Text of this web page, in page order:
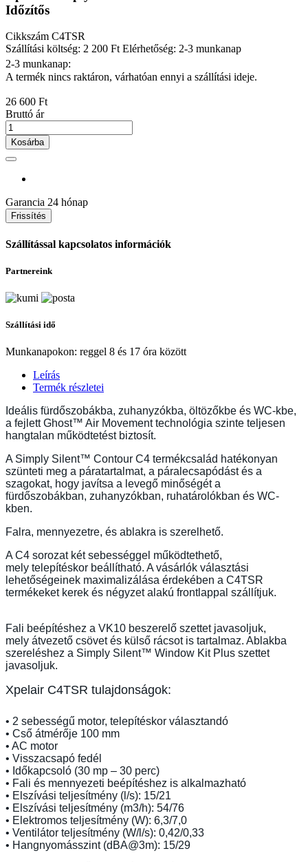
Időzítős
Cikkszám C4TSR
Szállítási költség: 2 200 FtElérhetőség: 2-3 munkanap
2-3 munkanap:
A termék nincs raktáron, várhatóan ennyi a szállítási ideje.
26 600 Ft
Bruttó ár
Kosárba
Garancia 24 hónap
Szállítással kapcsolatos információk
Partnereink
Szállítási idő
Munkanapokon: reggel 8 és 17 óra között
Leírás
Termék részletei
Ideális fürdőszobákba, zuhanyzókba, öltözőkbe és WC-kbe,
a fejlett Ghost™ Air Movement technológia szinte teljesen
hangtalan működtetést biztosít.
A Simply Silent™ Contour C4 termékcsalád hatékonyan
szünteti meg a páratartalmat, a páralecsapódást és a
szagokat, hogy javítsa a levegő minőségét a
fürdőszobákban, zuhanyzókban, ruhatárolókban és WC-
kben.
Falra, mennyezetre, és ablakra is szerelhető.
A C4 sorozat két sebességgel működtethető,
mely telepítéskor beállítható. A vásárlók választási
lehetőségeinek maximalizálása érdekében a C4TSR
termékeket kerek és négyzet alakú frontlappal szállítjuk.
Fali beépítéshez a VK10 beszerelő szettet javasoljuk,
mely átvezető csövet és külső rácsot is tartalmaz. Ablakba
szereléshez a Simply Silent™ Window Kit Plus szettet
javasoljuk.
Xpelair C4TSR tulajdonságok:
• 2 sebességű motor, telepítéskor választandó
• Cső átmérője 100 mm
• AC motor
• Visszacsapó fedél
• Időkapcsoló (30 mp – 30 perc)
• Fali és mennyezeti beépítéshez is alkalmazható
• Elszívási teljesítmény (l/s): 15/21
• Elszívási teljesítmény (m3/h): 54/76
• Elektromos teljesítmény (W): 6,3/7,0
• Ventilátor teljesítmény (W/l/s): 0,42/0,33
• Hangnyomásszint (dBA@3m): 15/29